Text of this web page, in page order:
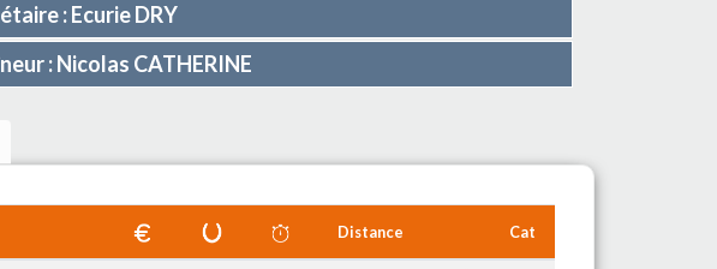
: Ecurie DRY
: Nicolas CATHERINE
Distance Cat